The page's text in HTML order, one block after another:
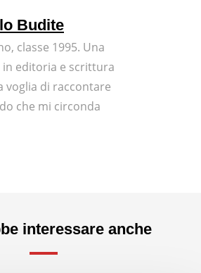
Budite
classe 1995. Una
in editoria e scrittura
voglia di raccontare
che mi circonda
interessare anche